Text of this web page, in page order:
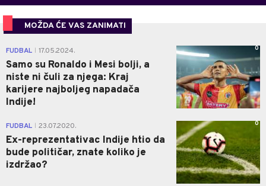
MOŽDA ĆE VAS ZANIMATI
FUDBAL 17.05.2024.
Samo su Ronaldo i Mesi bolji, a
niste ni čuli za njega: Kraj
karijere najboljeg napadača
Indije!
0
FUDBAL 23.07.2020.
Ex-reprezentativac Indije htio da
bude političar, znate koliko je
izdržao?
0